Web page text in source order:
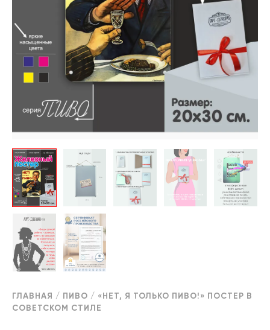
ГЛАВНАЯ / ПИВО / «НЕТ, Я ТОЛЬКО ПИВО!» ПОСТЕР В
СОВЕТСКОМ СТИЛЕ